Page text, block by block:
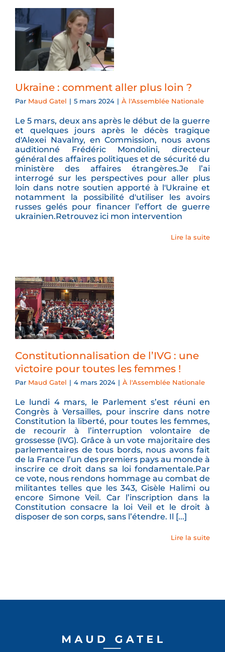
Ukraine : comment aller plus loin ?
Par Maud Gatel | 5 mars 2024 | À l'Assemblée Nationale
Le 5 mars, deux ans après le début de la guerre
et quelques jours après le décès tragique
d'Alexei Navalny, en Commission, nous avons
auditionné Frédéric Mondolini, directeur
général des affaires politiques et de sécurité du
ministère des affaires étrangères.Je l’ai
interrogé sur les perspectives pour aller plus
loin dans notre soutien apporté à l'Ukraine et
notamment la possibilité d'utiliser les avoirs
russes gelés pour financer l’effort de guerre
ukrainien.Retrouvez ici mon intervention
Lire la suite
Constitutionnalisation de l’IVG : une
victoire pour toutes les femmes !
Par Maud Gatel | 4 mars 2024 | À l'Assemblée Nationale
Le lundi 4 mars, le Parlement s’est réuni en
Congrès à Versailles, pour inscrire dans notre
Constitution la liberté, pour toutes les femmes,
de recourir à l’interruption volontaire de
grossesse (IVG). Grâce à un vote majoritaire des
parlementaires de tous bords, nous avons fait
de la France l’un des premiers pays au monde à
inscrire ce droit dans sa loi fondamentale.Par
ce vote, nous rendons hommage au combat de
militantes telles que les 343, Gisèle Halimi ou
encore Simone Veil. Car l’inscription dans la
Constitution consacre la loi Veil et le droit à
disposer de son corps, sans l’étendre. Il [...]
Lire la suite